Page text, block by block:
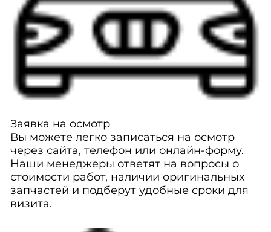
Заявка на осмотр
Вы можете легко записаться на осмотр
через сайта, телефон или онлайн-форму.
Наши менеджеры ответят на вопросы о
стоимости работ, наличии оригинальных
запчастей и подберут удобные сроки для
визита.